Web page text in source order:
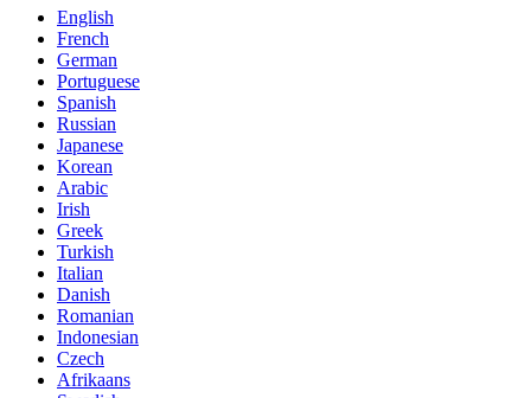
English
French
German
Portuguese
Spanish
Russian
Japanese
Korean
Arabic
Irish
Greek
Turkish
Italian
Danish
Romanian
Indonesian
Czech
Afrikaans